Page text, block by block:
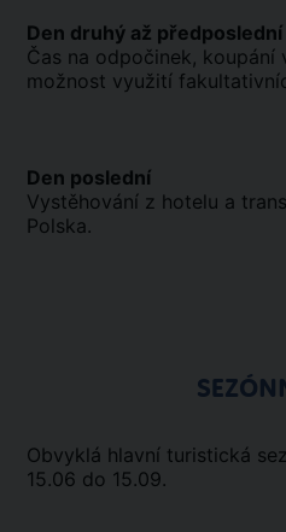
Den druhý až předposlední
Čas na odpočinek,
možnost využití
Den poslední
Vystěhování z hotelu a
Polska.
Obvyklá hlavní turistická
15.06 do 15.09.